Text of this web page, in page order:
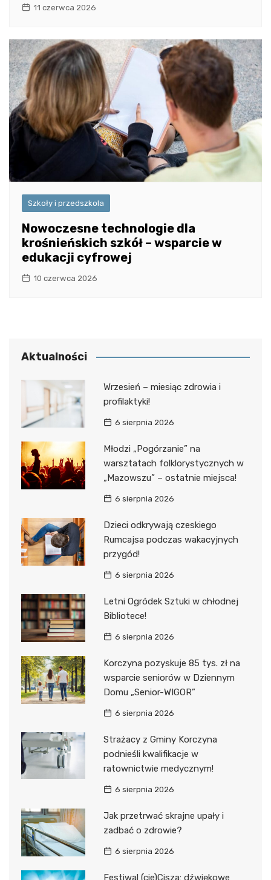
11 czerwca 2026
Szkoły i przedszkola
Nowoczesne technologie dla
krośnieńskich szkół – wsparcie w
edukacji cyfrowej
10 czerwca 2026
Aktualności
Wrzesień – miesiąc zdrowia i
profilaktyki!
6 sierpnia 2026
Młodzi „Pogórzanie” na
warsztatach folklorystycznych w
„Mazowszu” – ostatnie miejsca!
6 sierpnia 2026
Dzieci odkrywają czeskiego
Rumcajsa podczas wakacyjnych
przygód!
6 sierpnia 2026
Letni Ogródek Sztuki w chłodnej
Bibliotece!
6 sierpnia 2026
Korczyna pozyskuje 85 tys. zł na
wsparcie seniorów w Dziennym
Domu „Senior-WIGOR”
6 sierpnia 2026
Strażacy z Gminy Korczyna
podnieśli kwalifikacje w
ratownictwie medycznym!
6 sierpnia 2026
Jak przetrwać skrajne upały i
zadbać o zdrowie?
6 sierpnia 2026
Festiwal (cie)Cisza: dźwiękowe